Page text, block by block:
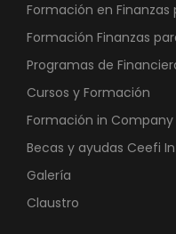
Formación en Finanzas
Formación Finanzas
Programas de
Cursos y Formación
Formación in Company
Becas y ayudas Ceefi
Galería
Claustro